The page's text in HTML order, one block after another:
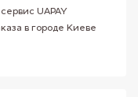
UAPAY
в городе Киеве